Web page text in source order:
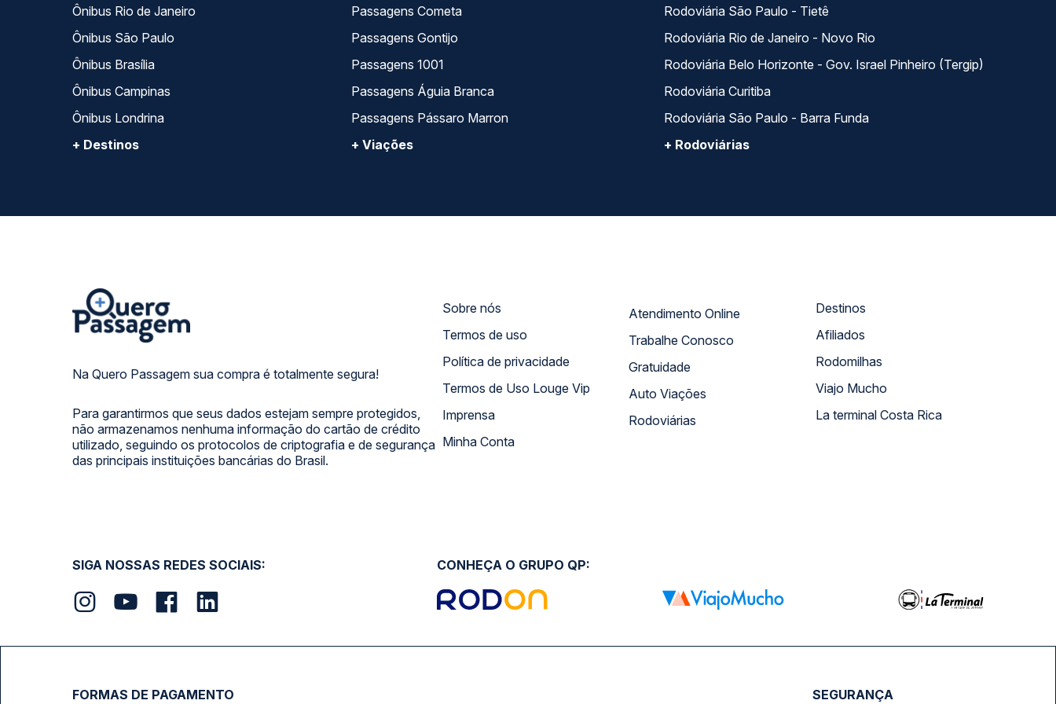
Ônibus Rio de Janeiro
Ônibus São Paulo
Ônibus Brasília
Ônibus Campinas
Ônibus Londrina
+ Destinos
Passagens Cometa
Passagens Gontijo
Passagens 1001
Passagens Águia Branca
Passagens Pássaro Marron
+ Viações
Rodoviária São Paulo - Tietê
Rodoviária Rio de Janeiro - Novo Rio
Rodoviária Belo Horizonte - Gov. Israel Pinheiro (Tergip)
Rodoviária Curitiba
Rodoviária São Paulo - Barra Funda
+ Rodoviárias
Na Quero Passagem sua compra é totalmente segura!
Para garantirmos que seus dados estejam sempre protegidos,
não armazenamos nenhuma informação do cartão de crédito
utilizado, seguindo os protocolos de criptografia e de segurança
das principais instituições bancárias do Brasil.
Sobre nós
Termos de uso
Política de privacidade
Termos de Uso Louge Vip
Imprensa
Minha Conta
Atendimento Online
Trabalhe Conosco
Gratuidade
Auto Viações
Rodoviárias
Destinos
Afiliados
Rodomilhas
Viajo Mucho
La terminal Costa Rica
SIGA NOSSAS REDES SOCIAIS: CONHEÇA O GRUPO QP:
FORMAS DE PAGAMENTO SEGURANÇA